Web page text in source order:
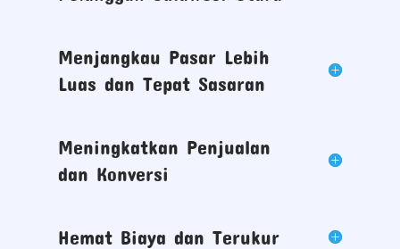
Menjangkau Pasar Lebih
Luas dan Tepat Sasaran
Meningkatkan Penjualan
dan Konversi
Hemat Biaya dan Terukur